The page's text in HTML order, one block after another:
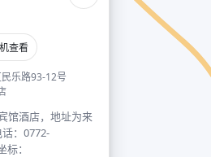
查看
乐路93-12号
馆酒店，地址为来
：0772-
：